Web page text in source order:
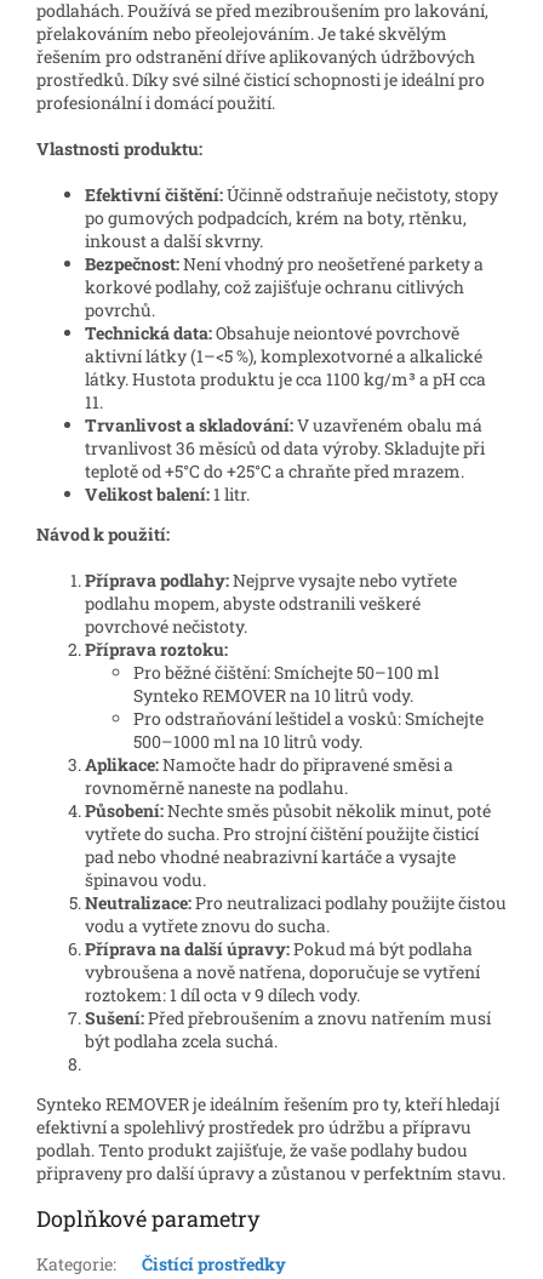
podlahách. Používá se před mezibroušením pro lakování,
přelakováním nebo přeolejováním. Je také skvělým
řešením pro odstranění dříve aplikovaných údržbových
prostředků. Díky své silné čisticí schopnosti je ideální pro
profesionální i domácí použití.
Vlastnosti produktu:
Efektivní čištění:Účinně odstraňuje nečistoty, stopy
po gumových podpadcích, krém na boty, rtěnku,
inkoust a další skvrny.
Bezpečnost:Není vhodný pro neošetřené parkety a
korkové podlahy, což zajišťuje ochranu citlivých
povrchů.
Technická data:Obsahuje neiontové povrchově
aktivní látky (1–<5 %), komplexotvorné a alkalické
látky. Hustota produktu je cca 1100 kg/m³ a pH cca
11.
Trvanlivost a skladování:V uzavřeném obalu má
trvanlivost 36 měsíců od data výroby. Skladujte při
teplotě od +5°C do +25°C a chraňte před mrazem.
Velikost balení:1 litr.
Návod k použití:
Příprava podlahy:Nejprve vysajte nebo vytřete
podlahu mopem, abyste odstranili veškeré
povrchové nečistoty.
Příprava roztoku:
Pro běžné čištění: Smíchejte 50–100 ml
Synteko REMOVER na 10 litrů vody.
Pro odstraňování leštidel a vosků: Smíchejte
500–1000 ml na 10 litrů vody.
Aplikace:Namočte hadr do připravené směsi a
rovnoměrně naneste na podlahu.
Působení:Nechte směs působit několik minut, poté
vytřete do sucha. Pro strojní čištění použijte čisticí
pad nebo vhodné neabrazivní kartáče a vysajte
špinavou vodu.
Neutralizace:Pro neutralizaci podlahy použijte čistou
vodu a vytřete znovu do sucha.
Příprava na další úpravy:Pokud má být podlaha
vybroušena a nově natřena, doporučuje se vytření
roztokem: 1 díl octa v 9 dílech vody.
Sušení:Před přebroušením a znovu natřením musí
být podlaha zcela suchá.
Synteko REMOVER je ideálním řešením pro ty, kteří hledají
efektivní a spolehlivý prostředek pro údržbu a přípravu
podlah. Tento produkt zajišťuje, že vaše podlahy budou
připraveny pro další úpravy a zůstanou v perfektním stavu.
Doplňkové parametry
Kategorie:
Čistící prostředky